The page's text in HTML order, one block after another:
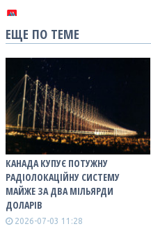
ЕЩЕ ПО ТЕМЕ
КАНАДА КУПУЄ ПОТУЖНУ
РАДІОЛОКАЦІЙНУ СИСТЕМУ
МАЙЖЕ ЗА ДВА МІЛЬЯРДИ
ДОЛАРІВ
2026-07-03 11:28